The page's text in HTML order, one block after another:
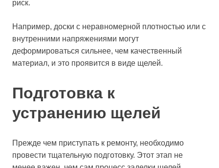
риск.
Например, доски с неравномерной плотностью или с
внутренними напряжениями могут
деформироваться сильнее, чем качественный
материал, и это проявится в виде щелей.
Подготовка к
устранению щелей
Прежде чем приступать к ремонту, необходимо
провести тщательную подготовку. Этот этап не